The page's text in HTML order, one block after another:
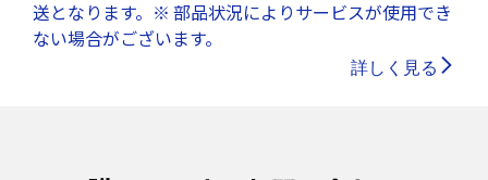
送となります。※ 部品状況によりサービスが使用でき
ない場合がございます。
詳しく見る